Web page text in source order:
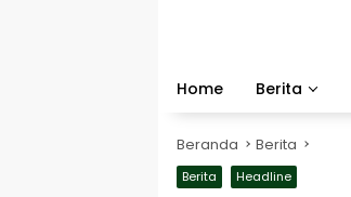
Home
Berita
Beranda Berita
Berita Headline